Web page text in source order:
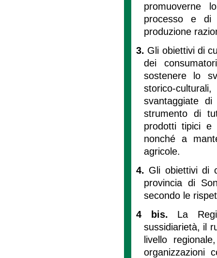
promuoverne
processo e di
produzione
3. Gli obiettivi di
dei
sostenere lo
storico-
svantaggiate
strumento di
prodotti tipici e
nonché a
agricole.
4. Gli obiettivi di
provincia di
secondo le
4 bis. La
sussidiarietà, il
livello
organizzazioni